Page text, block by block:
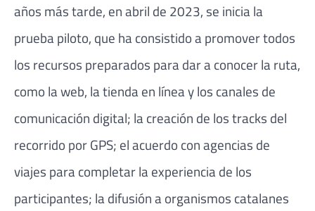
años más tarde, en abril de 2023, se inicia la
prueba piloto, que ha consistido a promover todos
los recursos preparados para dar a conocer la ruta,
como la web, la tienda en línea y los canales de
comunicación digital; la creación de los tracks del
recorrido por GPS; el acuerdo con agencias de
viajes para completar la experiencia de los
participantes; la difusión a organismos catalanes